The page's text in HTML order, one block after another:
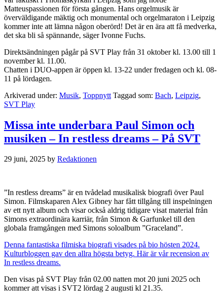
Matteuspassionen för första gången. Hans orgelmusik är
överväldigande mäktig och monumental och orgelmaraton i Leipzig
kommer inte att lämna någon oberörd! Det är en ära att få medverka,
det ska bli så spännande, säger Ivonne Fuchs.
Direktsändningen pågår på SVT Play från 31 oktober kl. 13.00 till 1
november kl. 11.00.
Chatten i DUO-appen är öppen kl. 13-22 under fredagen och kl. 08-
11 på lördagen.
Arkiverad under: Musik, Toppnytt Taggad som: Bach, Leipzig,
SVT Play
Missa inte underbara Paul Simon och
musiken – In restless dreams – På SVT
29 juni, 2025 by Redaktionen
”In restless dreams” är en tvådelad musikalisk biografi över Paul
Simon. Filmskaparen Alex Gibney har fått tillgång till inspelningen
av ett nytt album och visar också aldrig tidigare visat material från
Simons extraordinära karriär, från Simon & Garfunkel till den
globala framgången med Simons soloalbum ”Graceland”.
Denna fantastiska filmiska biografi visades på bio hösten 2024.
Kulturbloggen gav den allra högsta betyg. Här är vår recension av
In restless dreams.
Den visas på SVT Play från 02.00 natten mot 20 juni 2025 och
kommer att visas i SVT2 lördag 2 augusti kl 21.35.